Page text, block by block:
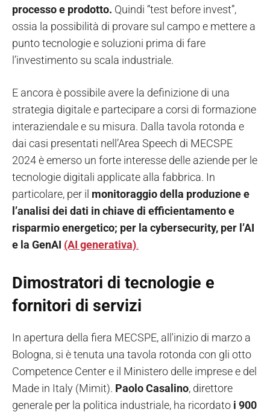
processo e prodotto. Quindi “test before invest”,
ossia la possibilità di provare sul campo e mettere a
punto tecnologie e soluzioni prima di fare
l’investimento su scala industriale.
E ancora è possibile avere la definizione di una
strategia digitale e partecipare a corsi di formazione
interaziendale e su misura. Dalla tavola rotonda e
dai casi presentati nell’Area Speech di MECSPE
2024 è emerso un forte interesse delle aziende per le
tecnologie digitali applicate alla fabbrica. In
particolare, per il monitoraggio della produzione e
l’analisi dei dati in chiave di efficientamento e
risparmio energetico; per la cybersecurity, per l’AI
e la GenAI (AI generativa).
Dimostratori di tecnologie e
fornitori di servizi
In apertura della fiera MECSPE, all'inizio di marzo a
Bologna, si è tenuta una tavola rotonda con gli otto
Competence Center e il Ministero delle imprese e del
Made in Italy (Mimit). Paolo Casalino, direttore
generale per la politica industriale, ha ricordato i 900